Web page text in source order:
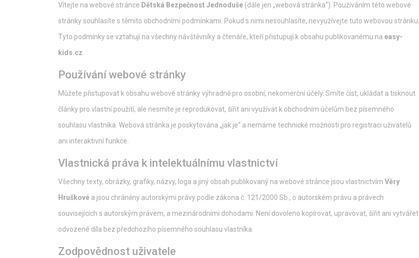
Vítejte na webové stránce Dětská Bezpečnost Jednoduše (dále jen „webová stránka“). Používáním této webové
stránky souhlasíte s těmito obchodními podmínkami. Pokud s nimi nesouhlasíte, nevyužívejte tuto webovou stránku.
Tyto podmínky se vztahují na všechny návštěvníky a čtenáře, kteří přistupují k obsahu publikovanému na easy-
kids.cz
Používání webové stránky
Můžete přistupovat k obsahu webové stránky výhradně pro osobní, nekomerční účely. Smíte číst, ukládat a tisknout
články pro vlastní použití, ale nesmíte je reprodukovat, šířit ani využívat k obchodním účelům bez písemného
souhlasu vlastníka. Webová stránka je poskytována „jak je“ a nemáme technické možnosti pro registraci uživatelů
ani interaktivní funkce.
Vlastnická práva k intelektuálnímu vlastnictví
Všechny texty, obrázky, grafiky, názvy, loga a jiný obsah publikovaný na webové stránce jsou vlastnictvím Věry
Hruškové a jsou chráněny autorskými právy podle zákona č. 121/2000 Sb., o autorském právu a právech
souvisejících s autorským právem, a mezinárodními dohodami. Není dovoleno kopírovat, upravovat, šířit ani vytvářet
odvozené díla bez předchozího písemného souhlasu vlastníka.
Zodpovědnost uživatele